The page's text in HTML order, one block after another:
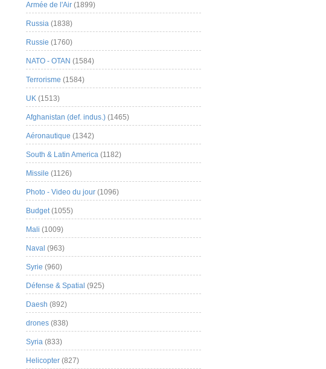
Armée de l'Air (1899)
Russia (1838)
Russie (1760)
NATO - OTAN (1584)
Terrorisme (1584)
UK (1513)
Afghanistan (def. indus.) (1465)
Aéronautique (1342)
South & Latin America (1182)
Missile (1126)
Photo - Video du jour (1096)
Budget(1055)
Mali (1009)
Naval (963)
Syrie (960)
Défense & Spatial (925)
Daesh (892)
drones (838)
Syria (833)
Helicopter (827)